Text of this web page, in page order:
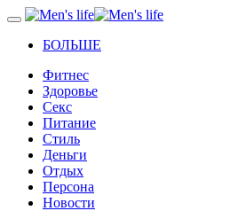
БОЛЬШЕ
Фитнес
Здоровье
Секс
Питание
Стиль
Деньги
Отдых
Персона
Новости